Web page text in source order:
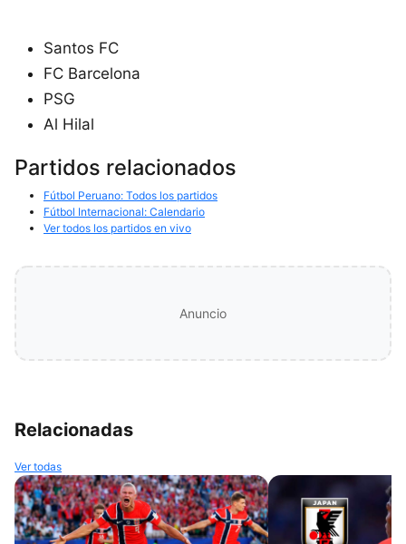
Santos FC
FC Barcelona
PSG
Al Hilal
Partidos relacionados
Fútbol Peruano: Todos los partidos
Fútbol Internacional: Calendario
Ver todos los partidos en vivo
Anuncio
Relacionadas
Ver todas